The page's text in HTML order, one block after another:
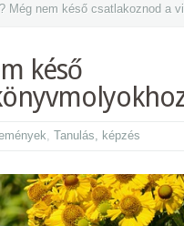
Még nem késő csatlakoznod a
késő
, Tanulás, képzés